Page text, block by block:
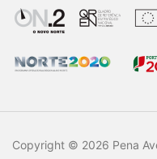
Copyright © 2026 Pena